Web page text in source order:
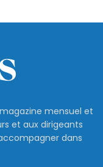
mensuel et
et aux dirigeants
dans